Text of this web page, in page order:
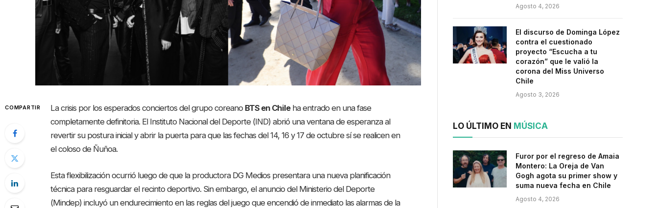
COMPARTIR La crisis por los esperados conciertos del grupo coreano BTS en Chileha entrado en una fase
completamente definitoria. El Instituto Nacional del Deporte (IND) abrió una ventana de esperanza al
revertir su postura inicial y abrir la puerta para que las fechas del 14, 16 y 17 de octubre sí se realicen en
el coloso de Ñuñoa.
Esta flexibilización ocurrió luego de que la productora DG Medios presentara una nueva planificación
técnica para resguardar el recinto deportivo. Sin embargo, el anuncio del Ministerio del Deporte
(Mindep) incluyó un endurecimiento en las reglas del juego que encendió de inmediato las alarmas de la
Agosto 4, 2026
El discurso de Dominga López
contra el cuestionado
proyecto “Escucha a tu
corazón” que le valió la
corona del Miss Universo
Chile
Agosto 3, 2026
LO ÚLTIMO EN MÚSICA
Furor por el regreso de Amaia
Montero: La Oreja de Van
Gogh agota su primer show y
suma nueva fecha en Chile
Agosto 4, 2026